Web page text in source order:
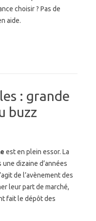
choisir ? Pas de
aide.
: grande
buzz
est en plein essor. La
dizaine d’années
de l’avènement des
leur part de marché,
fait le dépôt des